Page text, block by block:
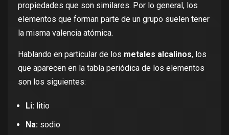
propiedades que son similares. Por lo general, los
elementos que forman parte de un grupo suelen tener
la misma valencia atómica.
Hablando en particular de los metales alcalinos, los
que aparecen en la tabla periódica de los elementos
son los siguientes:
Li: litio
Na: sodio